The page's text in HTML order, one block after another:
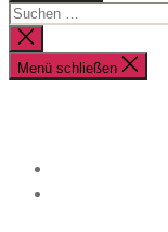
Suchen
nach:
Suche
schließen
Menü schließen